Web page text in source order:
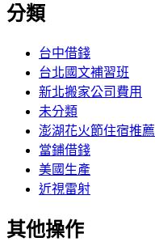
分類
台中借錢
台北國文補習班
新北搬家公司費用
未分類
澎湖花火節住宿推薦
當鋪借錢
美國生產
近視雷射
其他操作